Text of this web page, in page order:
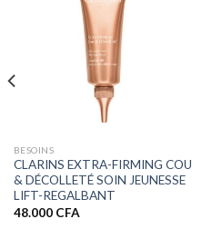
BESOINS
CLARINS EXTRA-FIRMING COU
& DÉCOLLETÉ SOIN JEUNESSE
LIFT-REGALBANT
48.000 CFA